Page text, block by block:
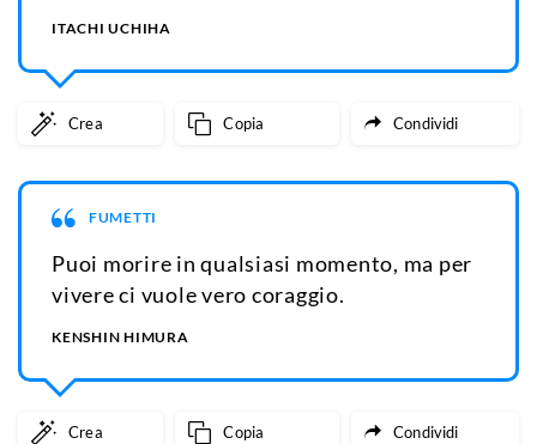
ITACHI UCHIHA
Crea Copia Condividi
FUMETTI
Puoi morire in qualsiasi momento, ma per
vivere ci vuole vero coraggio.
KENSHIN HIMURA
Crea Copia Condividi